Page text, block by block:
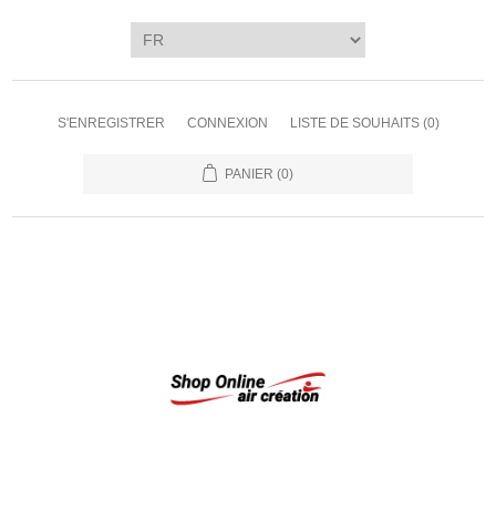
S'ENREGISTRER CONNEXION LISTE DE SOUHAITS (0)
PANIER (0)